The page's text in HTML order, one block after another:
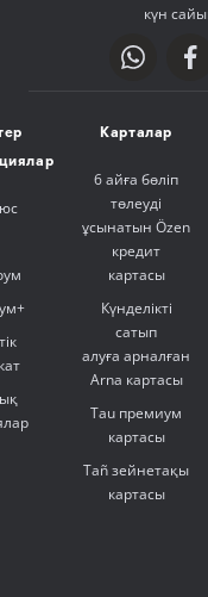
күн
Карталар
6 айға бөліп
төлеуді
ұсынатын Özen
кредит
картасы
Күнделікті
сатып
алуға арналған
Arna картасы
Tau премиум
картасы
Tañ зейнетақы
картасы